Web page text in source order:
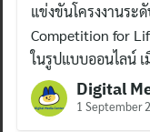
แข่งขันโครงงานระ
Competition for
ในรูปแบบออนไลน์
Digital
1 September